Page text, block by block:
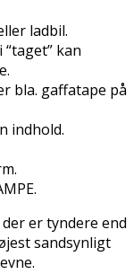
ladbil.
kan
bla. gaffatape på
indhold.
er tyndere end
sandsynligt